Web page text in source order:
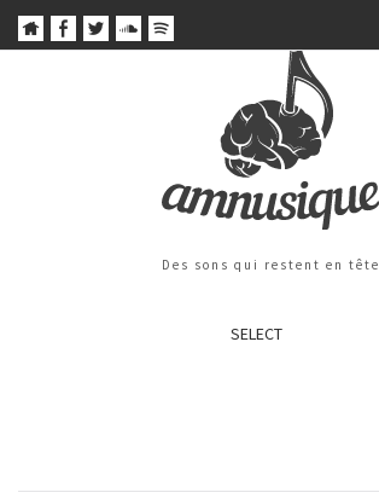
Des sons qui restent en tête
SELECT